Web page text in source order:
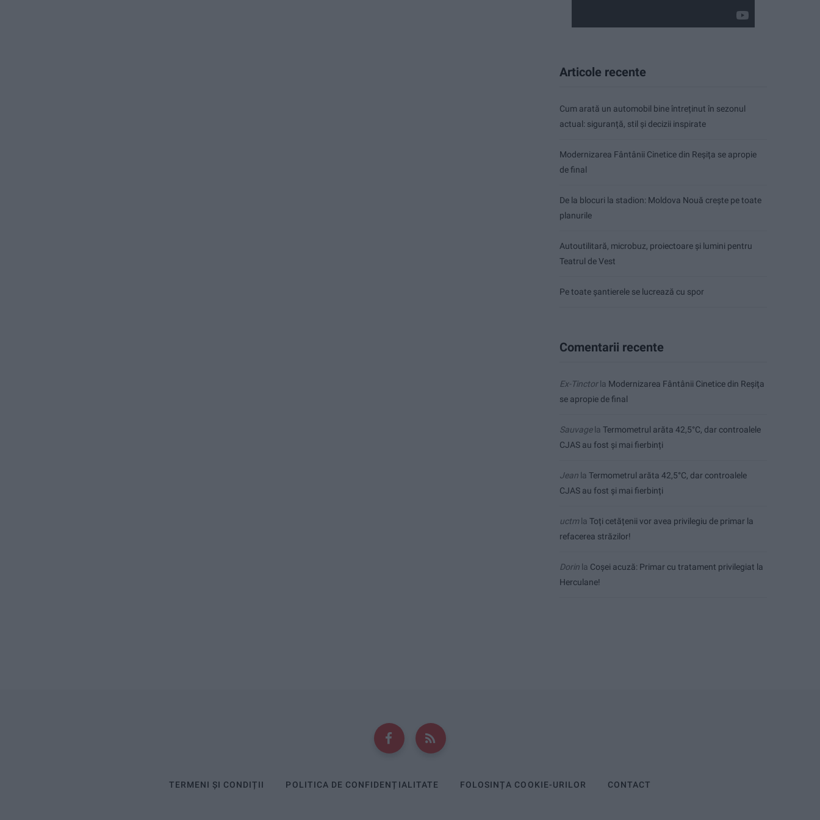
Articole recente
Cum arată un automobil bine întreținut în sezonul
actual: siguranță, stil și decizii inspirate
Modernizarea Fântânii Cinetice din Reșița se apropie
de final
De la blocuri la stadion: Moldova Nouă crește pe toate
planurile
Autoutilitară, microbuz, proiectoare și lumini pentru
Teatrul de Vest
Pe toate șantierele se lucrează cu spor
Comentarii recente
Ex-Tinctorla Modernizarea Fântânii Cinetice din Reșița
se apropie de final
Sauvagela Termometrul arăta 42,5°C, dar controalele
CJAS au fost și mai fierbinți
Jean la Termometrul arăta 42,5°C, dar controalele
CJAS au fost și mai fierbinți
uctmla Toți cetățenii vor avea privilegiu de primar la
refacerea străzilor!
Dorin la Coșei acuză: Primar cu tratament privilegiat la
Herculane!
TERMENI ȘI CONDIȚII POLITICA DE CONFIDENȚIALITATE FOLOSINȚA COOKIE-URILOR CONTACT